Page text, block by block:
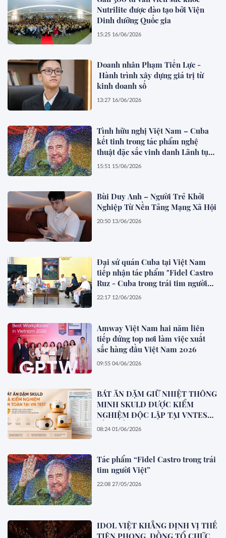
Nutrilite được đào tạo bởi Viện
Dinh dưỡng Quốc gia
15:25 16/06/2026
Doanh nhân Phạm Tiến Lực -
Hành trình xây dựng giá trị từ
kinh doanh số
13:27 16/06/2026
Tình hữu nghị Việt Nam – Cuba
kết tinh trong tác phẩm nghệ
thuật đặc sắc vinh danh Lãnh tụ
Fidel Castro
15:51 15/06/2026
Bùi Duy Anh – Người Trẻ Khởi
Nghiệp Từ Nền Tảng Mạng Xã Hội
20:50 13/06/2026
Đại sứ quán Cuba tại Việt Nam
tiếp nhận tác phẩm "Fidel Castro
Ruz - Cuba trong trái tim người
Việt"
22:17 12/06/2026
Amway Việt Nam hai năm liên
tiếp đứng top nơi làm việc xuất
sắc hàng đầu Việt Nam 2026
09:55 04/06/2026
BÁT ĂN DẶM GIỮ NHIỆT THÔNG
MINH SKULD ĐƯỢC KIỂM
NGHIỆM ĐỘC LẬP TẠI VNTEST
VỀ CHẤT LƯỢNG & ĐỘ AN TOÀN
08:24 01/06/2026
Tác phẩm “Fidel Castro trong trái
tim người Việt”
22:08 27/05/2026
IDOL VIỆT KHẲNG ĐỊNH VỊ THẾ
TIÊN PHONG, ĐỒNG TỔ CHỨC